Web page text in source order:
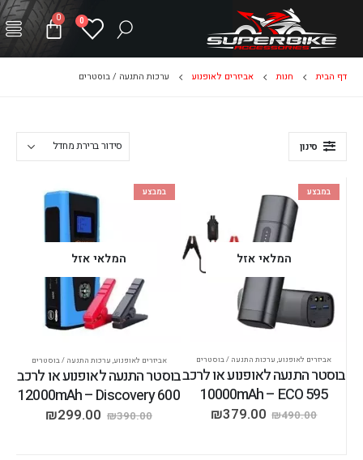
0
0
דף הבית חנות אביזרים לאופנוע ערכות התנעה / בוסטרים
סינון
במבצע
המלאי אזל
אביזרים לאופנוע, ערכות התנעה / בוסטרים
בוסטר התנעה לאופנוע או לרכב
10000mAh – ECO 595
₪490.00
₪379.00
במבצע
המלאי אזל
אביזרים לאופנוע, ערכות התנעה / בוסטרים
בוסטר התנעה לאופנוע או לרכב
12000mAh – Discovery 600
₪390.00
₪299.00